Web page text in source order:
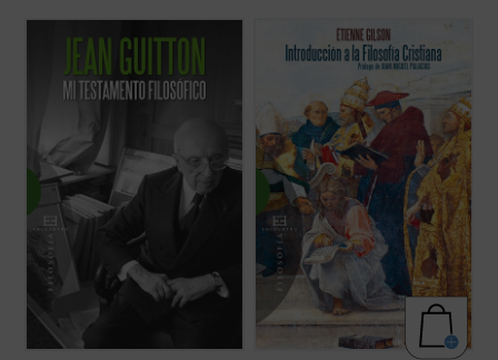
«La noche de mi muerte ocurrieron cosas
extrañas en mi apartamento parisino...».
Un Jean Guitton casi centenario imagina en
Mi testamento filosóficosu muerte, su
entierro y su juicio. En su lecho de muerte
Prólogo de Juan Miguel Palacios
En este libro, inédito hasta ahora en
español, descubrimos un ensayo brillante
del Gilson maduro, una disertación otoñal
sobre las ideas más queridas del gran
medievalista, presentadas en tres ...
ficha)